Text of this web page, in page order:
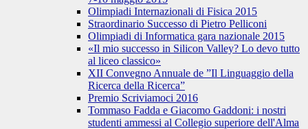
Olimpiadi Internazionali di Fisica 2015
Straordinario Successo di Pietro Pelliconi
Olimpiadi di Informatica gara nazionale 2015
«Il mio successo in Silicon Valley? Lo devo tutto
al liceo classico»
XII Convegno Annuale de ”Il Linguaggio della
Ricerca della Ricerca”
Premio Scriviamoci 2016
Tommaso Fadda e Giacomo Gaddoni: i nostri
studenti ammessi al Collegio superiore dell'Alma